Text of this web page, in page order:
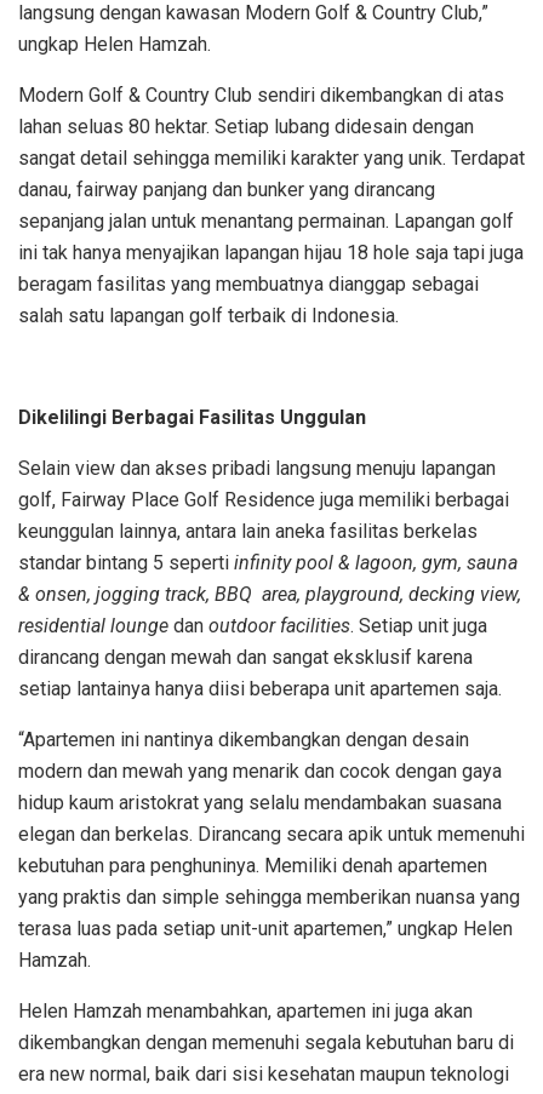
langsung dengan kawasan Modern Golf & Country Club,”
ungkap Helen Hamzah.
Modern Golf & Country Club sendiri dikembangkan di atas
lahan seluas 80 hektar. Setiap lubang didesain dengan
sangat detail sehingga memiliki karakter yang unik. Terdapat
danau, fairway panjang dan bunker yang dirancang
sepanjang jalan untuk menantang permainan. Lapangan golf
ini tak hanya menyajikan lapangan hijau 18 hole saja tapi juga
beragam fasilitas yang membuatnya dianggap sebagai
salah satu lapangan golf terbaik di Indonesia.
Dikelilingi Berbagai Fasilitas Unggulan
Selain view dan akses pribadi langsung menuju lapangan
golf, Fairway Place Golf Residence juga memiliki berbagai
keunggulan lainnya, antara lain aneka fasilitas berkelas
standar bintang 5 seperti infinity pool & lagoon, gym, sauna
& onsen, jogging track, BBQ area, playground, decking view,
residential lounge dan outdoor facilities. Setiap unit juga
dirancang dengan mewah dan sangat eksklusif karena
setiap lantainya hanya diisi beberapa unit apartemen saja.
“Apartemen ini nantinya dikembangkan dengan desain
modern dan mewah yang menarik dan cocok dengan gaya
hidup kaum aristokrat yang selalu mendambakan suasana
elegan dan berkelas. Dirancang secara apik untuk memenuhi
kebutuhan para penghuninya. Memiliki denah apartemen
yang praktis dan simple sehingga memberikan nuansa yang
terasa luas pada setiap unit-unit apartemen,” ungkap Helen
Hamzah.
Helen Hamzah menambahkan, apartemen ini juga akan
dikembangkan dengan memenuhi segala kebutuhan baru di
era new normal, baik dari sisi kesehatan maupun teknologi